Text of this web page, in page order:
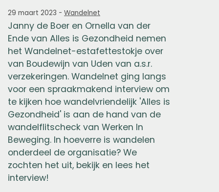
29 maart 2023 - Wandelnet
Janny de Boer en Ornella van der
Ende van Alles is Gezondheid nemen
het Wandelnet-estafettestokje over
van Boudewijn van Uden van a.s.r.
verzekeringen. Wandelnet ging langs
voor een spraakmakend interview om
te kijken hoe wandelvriendelijk 'Alles is
Gezondheid' is aan de hand van de
wandelflitscheck van Werken In
Beweging. In hoeverre is wandelen
onderdeel de organisatie? We
zochten het uit, bekijk en lees het
interview!